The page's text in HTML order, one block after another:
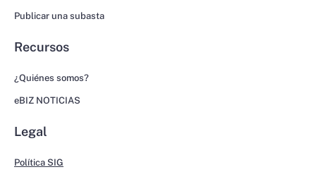
Publicar una subasta
Recursos
¿Quiénes somos?
eBIZ NOTICIAS
Legal
Política SIG